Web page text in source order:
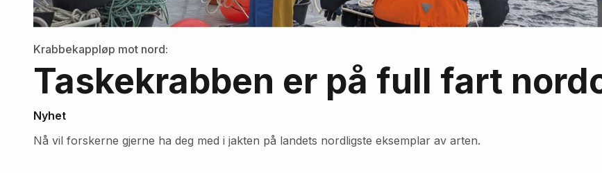
Krabbekappløp mot nord:
Taskekrabben er på full fart
Nyhet
Nå vil forskerne gjerne ha deg med i jakten på landets nordligste eksemplar av arten.